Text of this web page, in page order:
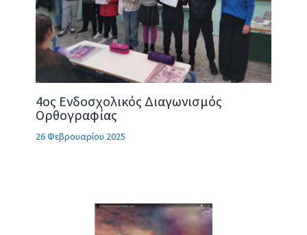
4ος Ενδοσχολικός Διαγωνισμός
Ορθογραφίας
26 Φεβρουαρίου 2025